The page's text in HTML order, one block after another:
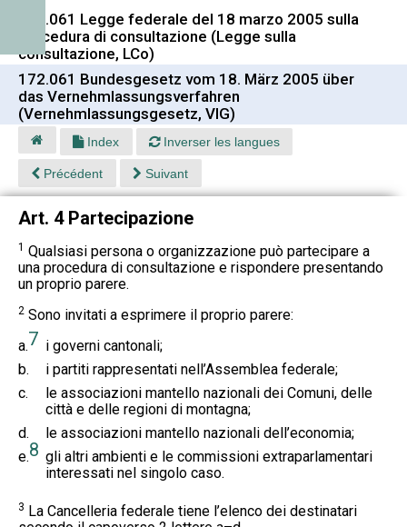
172.061 Legge federale del 18 marzo 2005 sulla
procedura di consultazione (Legge sulla
consultazione, LCo)
172.061 Bundesgesetz vom 18. März 2005 über
das Vernehmlassungsverfahren
(Vernehmlassungsgesetz, VlG)
Index Inverser les langues
Précédent Suivant
Art. 4 Partecipazione
1 Qualsiasi persona o organizzazione può partecipare a
una procedura di consultazione e rispondere presentando
un proprio parere.
2 Sono invitati a esprimere il proprio parere:
a.7 i governi cantonali;
b.
i partiti rappresentati nell’Assemblea federale;
c.
le associazioni mantello nazionali dei Comuni, delle
città e delle regioni di montagna;
d.
le associazioni mantello nazionali dell’economia;
e.8 gli altri ambienti e le commissioni extraparlamentari
interessati nel singolo caso.
3 La Cancelleria federale tiene l’elenco dei destinatari